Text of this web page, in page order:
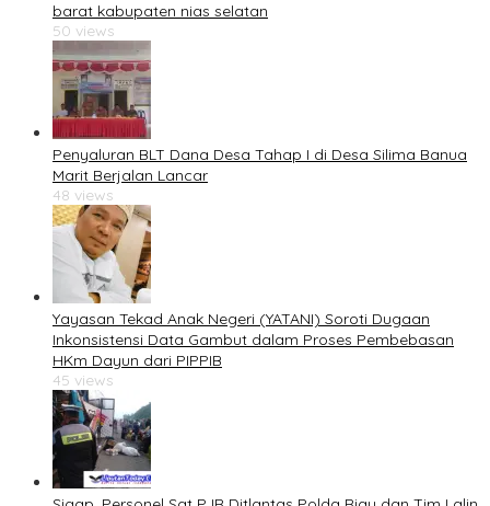
barat kabupaten nias selatan
50 views
Penyaluran BLT Dana Desa Tahap I di Desa Silima Banua
Marit Berjalan Lancar
48 views
Yayasan Tekad Anak Negeri (YATANI) Soroti Dugaan
Inkonsistensi Data Gambut dalam Proses Pembebasan
HKm Dayun dari PIPPIB
45 views